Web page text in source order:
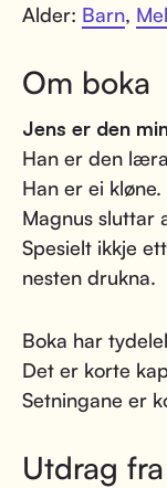
Alder: Barn,
Om boka
Jens er den
Han er den
Han er ei kløne.
Magnus sluttar
Spesielt ikkje
nesten drukna.
Boka har
Det er korte
Setningane er
Utdrag